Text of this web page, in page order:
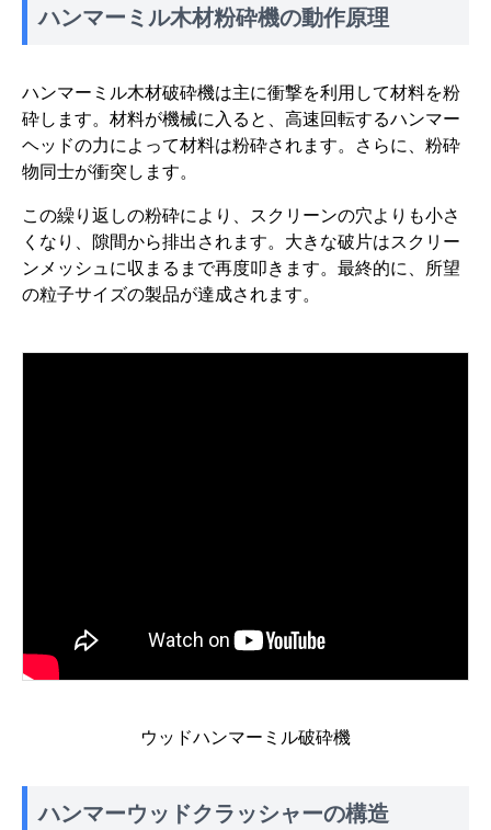
ハンマーミル木材粉砕機の動作原理
ハンマーミル木材破砕機は主に衝撃を利用して材料を粉
砕します。材料が機械に入ると、高速回転するハンマー
ヘッドの力によって材料は粉砕されます。さらに、粉砕
物同士が衝突します。
この繰り返しの粉砕により、スクリーンの穴よりも小さ
くなり、隙間から排出されます。大きな破片はスクリー
ンメッシュに収まるまで再度叩きます。最終的に、所望
の粒子サイズの製品が達成されます。
ウッドハンマーミル破砕機
ハンマーウッドクラッシャーの構造